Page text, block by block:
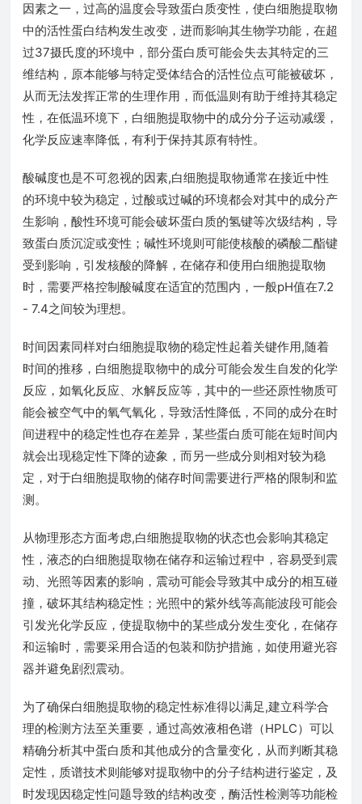
因素之一，过高的温度会导致蛋白质变性，使白细胞提取物
中的活性蛋白结构发生改变，进而影响其生物学功能，在超
过37摄氏度的环境中，部分蛋白质可能会失去其特定的三
维结构，原本能够与特定受体结合的活性位点可能被破坏，
从而无法发挥正常的生理作用，而低温则有助于维持其稳定
性，在低温环境下，白细胞提取物中的成分分子运动减缓，
化学反应速率降低，有利于保持其原有特性。
酸碱度也是不可忽视的因素,白细胞提取物通常在接近中性
的环境中较为稳定，过酸或过碱的环境都会对其中的成分产
生影响，酸性环境可能会破坏蛋白质的氢键等次级结构，导
致蛋白质沉淀或变性；碱性环境则可能使核酸的磷酸二酯键
受到影响，引发核酸的降解，在储存和使用白细胞提取物
时，需要严格控制酸碱度在适宜的范围内，一般pH值在7.2
- 7.4之间较为理想。
时间因素同样对白细胞提取物的稳定性起着关键作用,随着
时间的推移，白细胞提取物中的成分可能会发生自发的化学
反应，如氧化反应、水解反应等，其中的一些还原性物质可
能会被空气中的氧气氧化，导致活性降低，不同的成分在时
间进程中的稳定性也存在差异，某些蛋白质可能在短时间内
就会出现稳定性下降的迹象，而另一些成分则相对较为稳
定，对于白细胞提取物的储存时间需要进行严格的限制和监
测。
从物理形态方面考虑,白细胞提取物的状态也会影响其稳定
性，液态的白细胞提取物在储存和运输过程中，容易受到震
动、光照等因素的影响，震动可能会导致其中成分的相互碰
撞，破坏其结构稳定性；光照中的紫外线等高能波段可能会
引发光化学反应，使提取物中的某些成分发生变化，在储存
和运输时，需要采用合适的包装和防护措施，如使用避光容
器并避免剧烈震动。
为了确保白细胞提取物的稳定性标准得以满足,建立科学合
理的检测方法至关重要，通过高效液相色谱（HPLC）可以
精确分析其中蛋白质和其他成分的含量变化，从而判断其稳
定性，质谱技术则能够对提取物中的分子结构进行鉴定，及
时发现因稳定性问题导致的结构改变，酶活性检测等功能检